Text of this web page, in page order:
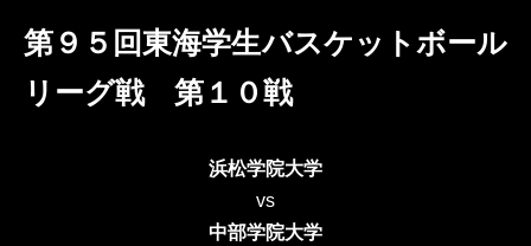
第９５回東海学生バスケットボール
リーグ戦 第１０戦
浜松学院大学
vs
中部学院大学